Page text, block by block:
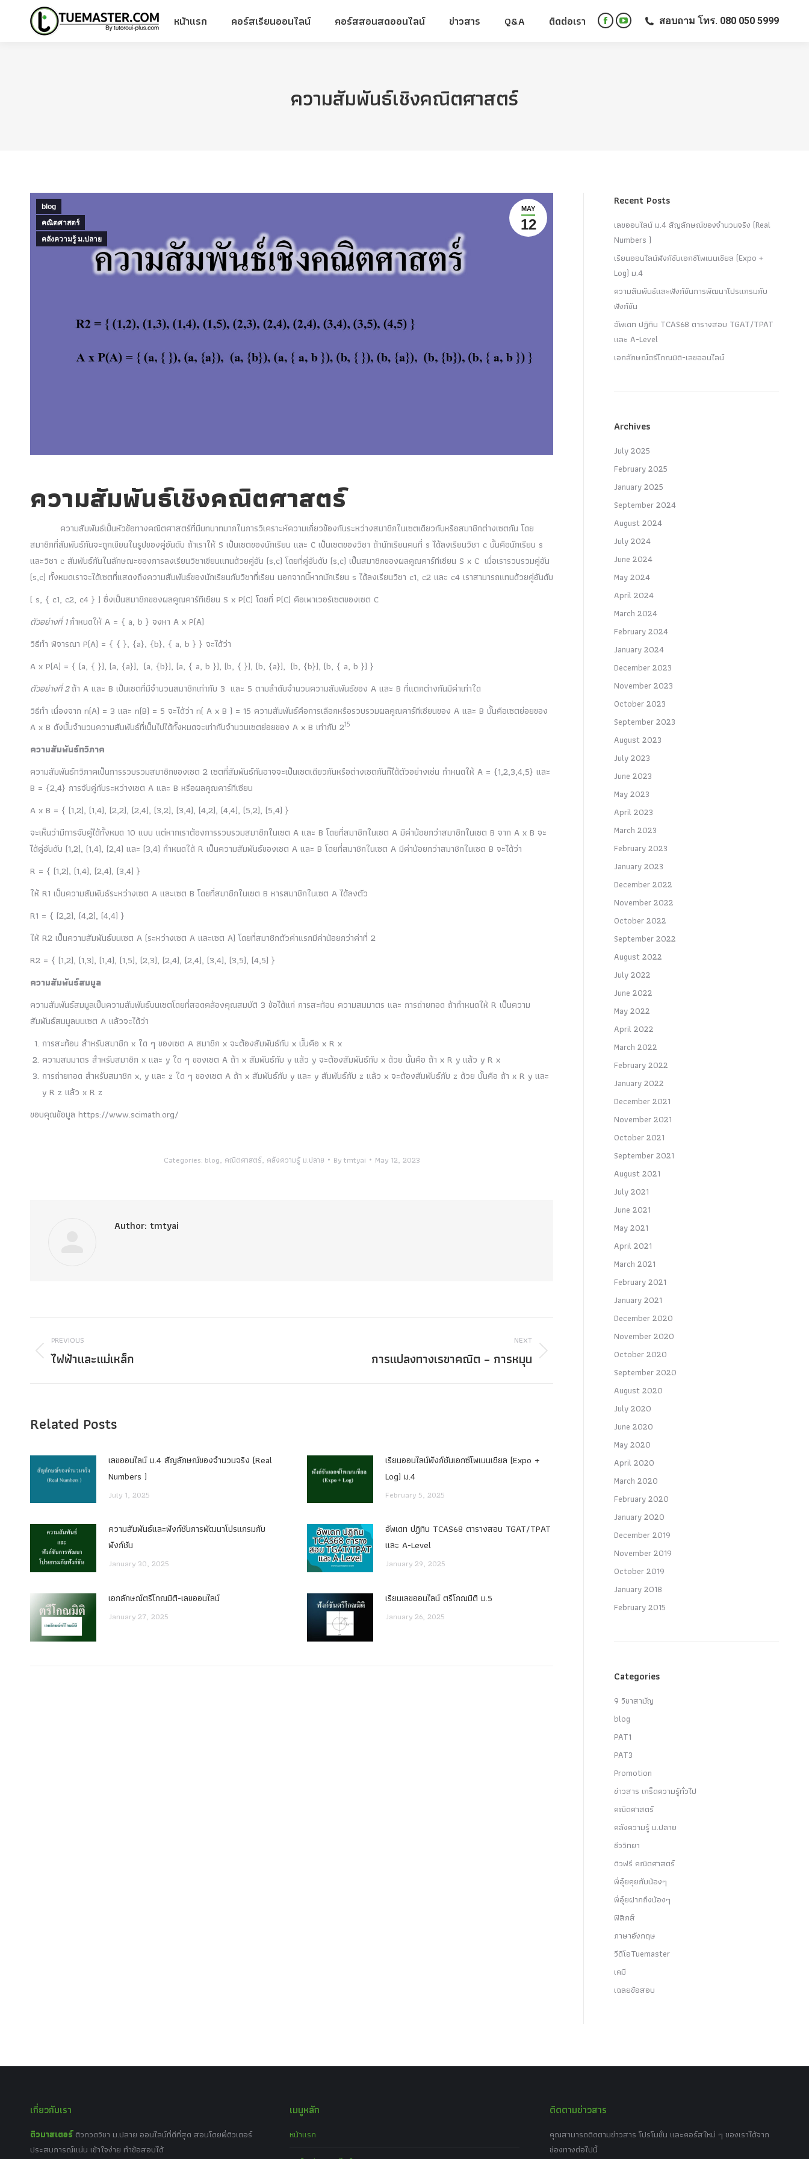
หน้าแรก คอร์สเรียนออนไลน์ คอร์สสอนสดออนไลน์ ข่าวสาร Q&A ติดต่อเรา
FacebookYouTube สอบถาม โทร. 080 050 5999
ความสัมพันธ์เชิงคณิตศาสตร์
MAY
12
blog
คณิตศาสตร์
คลังความรู้ ม.ปลาย
ความสัมพันธ์เชิงคณิตศาสตร์
ความสัมพันธ์เป็นหัวข้อทางคณิตศาสตร์ที่มีบทบาทมากในการวิเคราะห์ความเกี่ยวข้องกันระหว่างสมาชิกในเซตเดียวกับหรือสมาชิกต่างเซตกัน โดย
สมาชิกที่สัมพันธ์กันจะถูกเขียนในรูปของคู่อันดับ ถ้าเราให้ S เป็นเซตของนักเรียน และ C เป็นเซตของวิชา ถ้านักเรียนคนที่ s ได้ลงเรียนวิชา c นั้นคือนักเรียน s
และวิชา c สัมพันธ์กันในลักษณะของการลงเรียนวิชาเขียนแทนด้วยคู่อัน (s,c) โดยที่คู่อันดับ (s,c) เป็นสมาชิกของผลคูณคาร์ทีเซียน S x C เมื่อเรารวบรวมคู่อัน
(s,c) ทั้งหมดเราจะได้เซตที่แสดงถึงความสัมพันธ์ของนักเรียนกับวิชาที่เรียน นอกจากนี้หากนักเรียน s ได้ลงเรียนวิชา c1, c2 และ c4 เราสามารถแทนด้วยคู่อันดับ
( s, { c1, c2, c4 } ) ซึ่งเป็นสมาชิกของผลคูณคาร์ทีเซียน S x P(C) โดยที่ P(C) คือเพาเวอร์เซตของเซต C
ตัวอย่างที่1กำหนดให้ A = { a, b } จงหา A x P(A)
วิธีทำ พิจารณา P(A) = { { }, {a}, {b}, { a, b } } จะได้ว่า
A x P(A) = { (a, { }), (a, {a}), (a, {b}), (a, { a, b }), (b, { }), (b, {a}), (b, {b}), (b, { a, b }) }
ตัวอย่างที่2ถ้า A และ B เป็นเซตที่มีจำนวนสมาชิกเท่ากับ 3 และ 5 ตามลำดับจำนวนความสัมพันธ์ของ A และ B ที่แตกต่างกันมีค่าเท่าใด
วิธีทำ เนื่องจาก n(A) = 3 และ n(B) = 5 จะได้ว่า n( A x B ) = 15 ความสัมพันธ์คือการเลือกหรือรวบรวมผลคูณคาร์ทีเซียนของ A และ B นั้นคือเซตย่อยของ
A x B ดังนั้นจำนวนความสัมพันธ์ที่เป็นไปได้ทั้งหมดจะเท่ากับจำนวนเซตย่อยของ A x B เท่ากับ 215
ความสัมพันธ์ทวิภาค
ความสัมพันธ์ทวิภาคเป็นการรวบรวมสมาชิกของเซต 2 เซตที่สัมพันธ์กันอาจจะเป็นเซตเดียวกันหรือต่างเซตกันก็ได้ตัวอย่างเช่น กำหนดให้ A = {1,2,3,4,5} และ
B = {2,4} การจับคู่กับระหว่างเซต A และ B หรือผลคูณคาร์ทีเซียน
A x B = { (1,2), (1,4), (2,2), (2,4), (3,2), (3,4), (4,2), (4,4), (5,2), (5,4) }
จะเห็นว่ามีการจับคู่ได้ทั้งหมด 10 แบบ แต่หากเราต้องการรวบรวมสมาชิกในเซต A และ B โดยที่สมาชิกในเซต A มีค่าน้อยกว่าสมาชิกในเซต B จาก A x B จะ
ได้คู่อันดับ (1,2), (1,4), (2,4) และ (3,4) กำหนดใด้ R เป็นความสัมพันธ์ของเซต A และ B โดยที่สมาชิกในเซต A มีค่าน้อยกว่าสมาชิกในเซต B จะได้ว่า
R = { (1,2), (1,4), (2,4), (3,4) }
ให้ R1 เป็นความสัมพันธ์ระหว่างเซต A และเซต B โดยที่สมาชิกในเซต B หารสมาชิกในเซต A ได้ลงตัว
R1 = { (2,2), (4,2), (4,4) }
ให้ R2 เป็นความสัมพันธ์บนเซต A (ระหว่างเซต A และเซต A) โดยที่สมาชิกตัวค่าแรกมีค่าน้อยกว่าค่าที่ 2
R2 = { (1,2), (1,3), (1,4), (1,5), (2,3), (2,4), (2,4), (3,4), (3,5), (4,5) }
ความสัมพันธ์สมมูล
ความสัมพันธ์สมมูลเป็นความสัมพันธ์บนเซตโดยที่สอดคล้องคุณสมบัติ 3 ข้อได้แก่ การสะท้อน ความสมมาตร และ การถ่ายทอด ถ้ากำหนดให้ R เป็นความ
สัมพันธ์สมมูลบนเซต A แล้วจะได้ว่า
การสะท้อน สำหรับสมาชิก x ใด ๆ ของเซต A สมาชิก x จะต้องสัมพันธ์กับ x นั้นคือ x R x
ความสมมาตร สำหรับสมาชิก x และ y ใด ๆ ของเซต A ถ้า x สัมพันธ์กับ y แล้ว y จะต้องสัมพันธ์กับ x ด้วย นั้นคือ ถ้า x R y แล้ว y R x
การถ่ายทอด สำหรับสมาชิก x, y และ z ใด ๆ ของเซต A ถ้า x สัมพันธ์กับ y และ y สัมพันธ์กับ z แล้ว x จะต้องสัมพันธ์กับ z ด้วย นั้นคือ ถ้า x R y และ
y R z แล้ว x R z
ขอบคุณข้อมูล https://www.scimath.org/
Categories: blog, คณิตศาสตร์, คลังความรู้ ม.ปลาย Bytmtyai May 12, 2023
Author: tmtyai
Post
navigation
PREVIOUS
Previous
ไฟฟ้าและแม่เหล็ก
NEXT
การแปลงทางเรขาคณิต – การหมุน
Related Posts
เลขออนไลน์ ม.4 สัญลักษณ์ของจำนวนจริง (Real
Numbers )
July 1, 2025
เรียนออนไลน์ฟังก์ชันเอกซ์โพเนนเชียล (Expo +
Log) ม.4
February 5, 2025
ความสัมพันธ์และฟังก์ชันการพัฒนาโปรแกรมกับ
ฟังก์ชัน
January 30, 2025
อัพเดท ปฏิทิน TCAS68 ตารางสอบ TGAT/TPAT
และ A-Level
January 29, 2025
เอกลักษณ์ตรีโกณมิติ-เลขออนไลน์
January 27, 2025
เรียนเลขออนไลน์ ตรีโกณมิติ ม.5
January 26, 2025
Recent Posts
เลขออนไลน์ ม.4 สัญลักษณ์ของจำนวนจริง (Real
Numbers )
เรียนออนไลน์ฟังก์ชันเอกซ์โพเนนเชียล (Expo +
Log) ม.4
ความสัมพันธ์และฟังก์ชันการพัฒนาโปรแกรมกับ
ฟังก์ชัน
อัพเดท ปฏิทิน TCAS68 ตารางสอบ TGAT/TPAT
และ A-Level
เอกลักษณ์ตรีโกณมิติ-เลขออนไลน์
Archives
July 2025
February 2025
January 2025
September 2024
August 2024
July 2024
June 2024
May 2024
April 2024
March 2024
February 2024
January 2024
December 2023
November 2023
October 2023
September 2023
August 2023
July 2023
June 2023
May 2023
April 2023
March 2023
February 2023
January 2023
December 2022
November 2022
October 2022
September 2022
August 2022
July 2022
June 2022
May 2022
April 2022
March 2022
February 2022
January 2022
December 2021
November 2021
October 2021
September 2021
August 2021
July 2021
June 2021
May 2021
April 2021
March 2021
February 2021
January 2021
December 2020
November 2020
October 2020
September 2020
August 2020
July 2020
June 2020
May 2020
April 2020
March 2020
February 2020
January 2020
December 2019
November 2019
October 2019
January 2018
February 2015
Categories
9 วิชาสามัญ
blog
PAT1
PAT3
Promotion
ข่าวสาร เกร็ดความรู้ทั่วไป
คณิตศาสตร์
คลังความรู้ ม.ปลาย
ชีววิทยา
ติวฟรี คณิตศาสตร์
พี่อุ๋ยคุยกับน้องๆ
พี่อุ๋ยฝากถึงน้องๆ
ฟิสิกส์
ภาษาอังกฤษ
วีดีโอTuemaster
เคมี
เฉลยข้อสอบ
เกี่ยวกับเรา
ติวมาสเตอร์ ติวกวดวิชา ม.ปลาย ออนไลน์ที่ดีที่สุด สอนโดยพี่ติวเตอร์
ประสบการณ์แน่น เข้าใจง่าย ทำข้อสอบได้
เมนูหลัก
หน้าแรก
ติดตามข่าวสาร
คุณสามารถติดตามข่าวสาร โปรโมชั่น และคอร์สใหม่ ๆ ของเราได้จาก
ช่องทางต่อไปนี้
หน้าแรก คอร์สเรียนออนไลน์ คอร์สสอนสดออนไลน์ ข่าวสาร Q&A ติดต่อเรา
FacebookYouTube สอบถาม โทร. 080 050 5999